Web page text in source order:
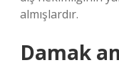
almışlardır.
Damak